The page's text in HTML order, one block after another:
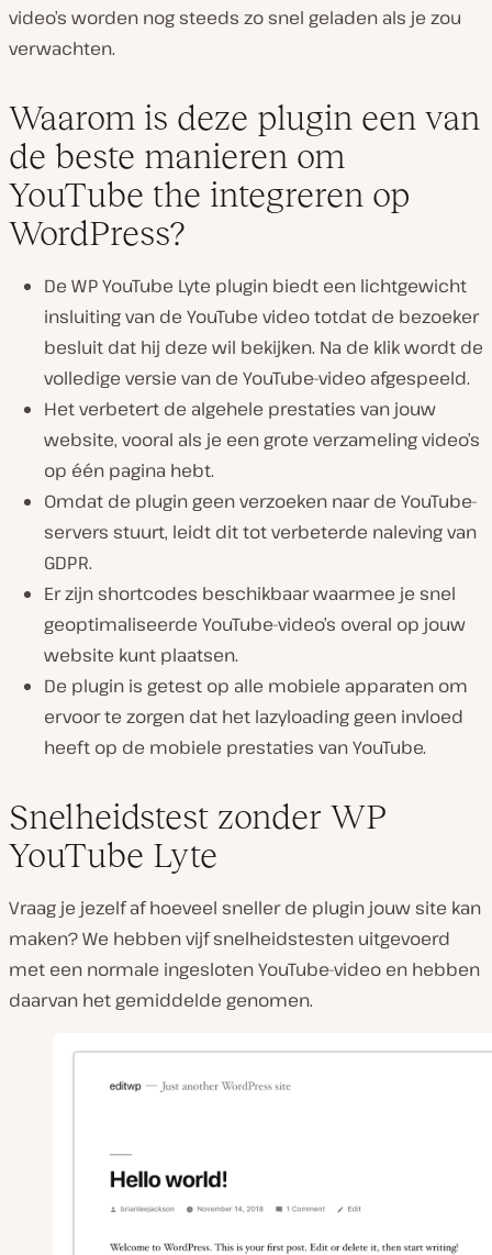
video’s worden nog steeds zo snel geladen als je zou
verwachten.
Waarom is deze plugin een van
de beste manieren om
YouTube the integreren op
WordPress?
De WP YouTube Lyte plugin biedt een lichtgewicht
insluiting van de YouTube video totdat de bezoeker
besluit dat hij deze wil bekijken. Na de klik wordt de
volledige versie van de YouTube-video afgespeeld.
Het verbetert de algehele prestaties van jouw
website, vooral als je een grote verzameling video’s
op één pagina hebt.
Omdat de plugin geen verzoeken naar de YouTube-
servers stuurt, leidt dit tot verbeterde naleving van
GDPR.
Er zijn shortcodes beschikbaar waarmee je snel
geoptimaliseerde YouTube-video’s overal op jouw
website kunt plaatsen.
De plugin is getest op alle mobiele apparaten om
ervoor te zorgen dat het lazyloading geen invloed
heeft op de mobiele prestaties van YouTube.
Snelheidstest zonder WP
YouTube Lyte
Vraag je jezelf af hoeveel sneller de plugin jouw site kan
maken? We hebben vijf snelheidstesten uitgevoerd
met een normale ingesloten YouTube-video en hebben
daarvan het gemiddelde genomen.